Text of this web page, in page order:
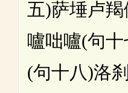
五)萨埵卢
嚧咄嚧(句
(句十八)洛